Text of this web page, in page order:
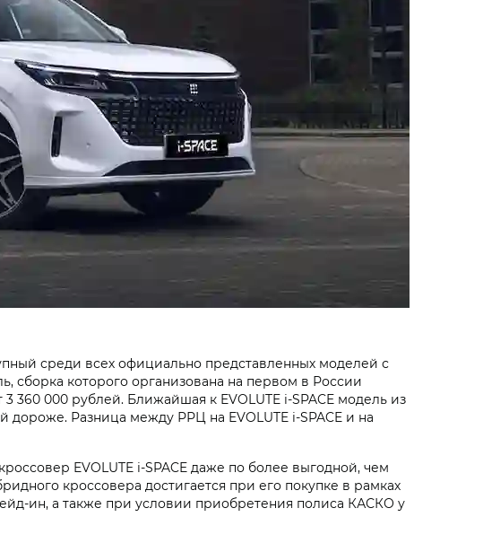
среди всех официально представленных моделей с
сборка которого организована на первом в России
000 рублей. Ближайшая к EVOLUTE i‑SPACE модель из
Разница между РРЦ на EVOLUTE i‑SPACE и на
EVOLUTE i‑SPACE даже по более выгодной, чем
кроссовера достигается при его покупке в рамках
ин, а также при условии приобретения полиса КАСКО у